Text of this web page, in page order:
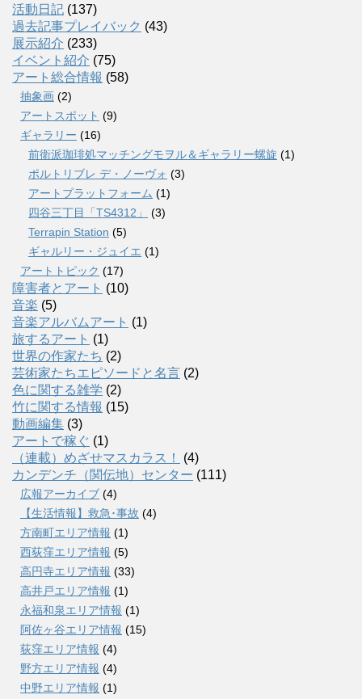
活動日記 (137)
過去記事プレイバック (43)
展示紹介 (233)
イベント紹介 (75)
アート総合情報 (58)
抽象画 (2)
アートスポット (9)
ギャラリー (16)
前衛派珈琲処マッチングモヲル＆ギャラリー螺旋 (1)
ポルトリブレ デ・ノーヴォ (3)
アートプラットフォーム (1)
四谷三丁目「TS4312」
(3)
Terrapin Station (5)
ギャルリー・ジュイエ (1)
アートトピック (17)
障害者とアート (10)
音楽 (5)
音楽アルバムアート (1)
旅するアート (1)
世界の作家たち (2)
芸術家たちエピソードと名言 (2)
色に関する雑学 (2)
竹に関する情報 (15)
動画編集 (3)
アートで稼ぐ (1)
（連載）めざせマスカラス！
(4)
カンデンチ（関伝地）センター (111)
広報アーカイブ (4)
【生活情報】救急･事故 (4)
方南町エリア情報 (1)
西荻窪エリア情報 (5)
高円寺エリア情報 (33)
高井戸エリア情報 (1)
永福和泉エリア情報 (1)
阿佐ヶ谷エリア情報 (15)
荻窪エリア情報 (4)
野方エリア情報 (4)
中野エリア情報 (1)